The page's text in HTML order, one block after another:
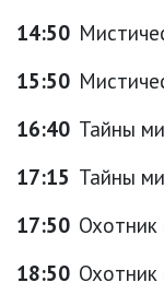
14:50
15:50
16:40 Тайны
17:15 Тайны
17:50
18:50